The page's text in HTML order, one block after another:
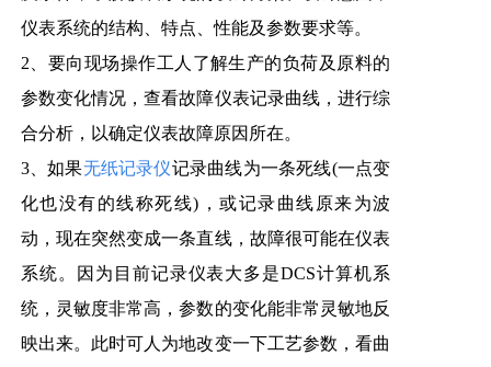
仪表系统的结构、特点、性能及参数要求等。
2、要向现场操作工人了解生产的负荷及原料的
参数变化情况，查看故障仪表记录曲线，进行综
合分析，以确定仪表故障原因所在。
3、如果无纸记录仪记录曲线为一条死线(一点变
化也没有的线称死线)，或记录曲线原来为波
动，现在突然变成一条直线，故障很可能在仪表
系统。因为目前记录仪表大多是DCS计算机系
统，灵敏度非常高，参数的变化能非常灵敏地反
映出来。此时可人为地改变一下工艺参数，看曲